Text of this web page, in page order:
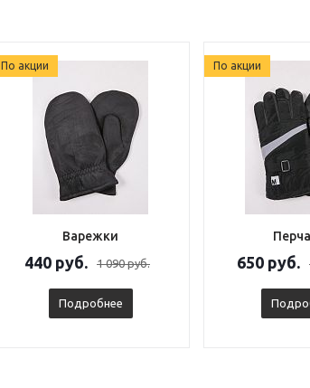
По акции
Варежки
440 руб. 1 090 руб.
Подробнее
По акции
650 руб.